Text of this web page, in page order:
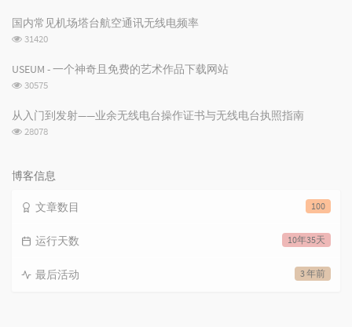
次
数:
国内常见机场塔台航空通讯无线电频率
浏
次
31420
USEUM - 一个神奇且免费的艺术作品下载网站
浏
次
数:
30575
从入门到发射——业余无线电台操作证书与无线电台执照指南
浏
数:
28078
博客信息
100
文章数目
10年35天
运行天数
3 年前
最后活动